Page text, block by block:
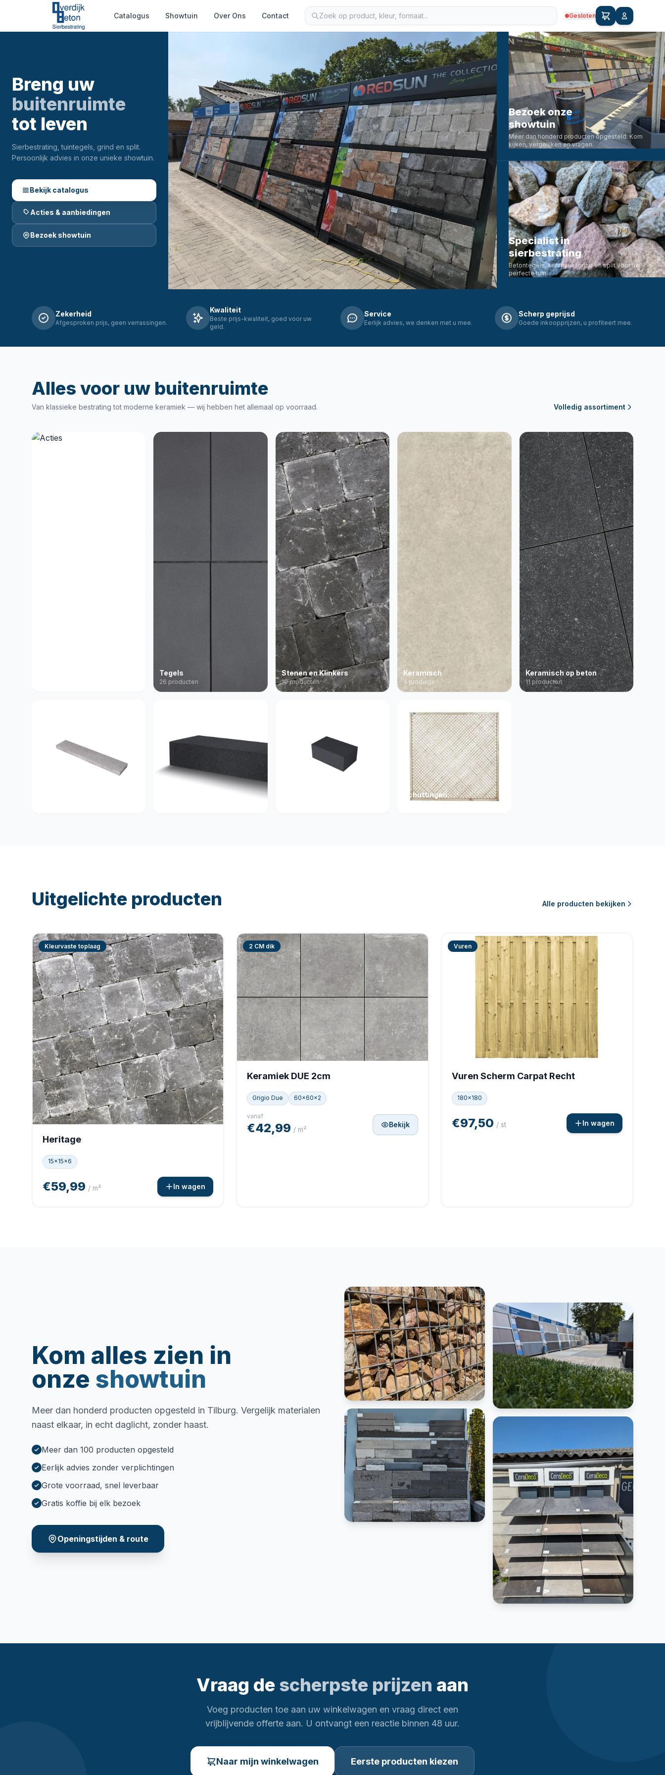
Catalogus Showtuin Over Ons Contact Gesloten
Breng uw
buitenruimte
tot leven
Sierbestrating, tuintegels, grind en split.
Persoonlijk advies in onze unieke showtuin.
Bekijk catalogus
Acties & aanbiedingen
Bezoek showtuin
Bezoek onze
showtuin
Meer dan honderd producten opgesteld. Kom
kijken, vergelijken en vragen.
Specialist in
sierbestrating
Betontegels, keramiek, grind en split voor uw
perfecte tuin.
Zekerheid
Afgesproken prijs, geen verrassingen.
Kwaliteit
Beste prijs-kwaliteit, goed voor uw
geld.
Service
Eerlijk advies, we denken met u mee.
Scherp geprijsd
Goede inkoopprijzen, u profiteert mee.
Alles voor uw buitenruimte
Van klassieke bestrating tot moderne keramiek — wij hebben het allemaal op voorraad. Volledig assortiment
Tegels
26 producten
Stenen en Klinkers
10 producten
Keramisch
4 producten
Keramisch op beton
11 producten
Schuttingen
Uitgelichte producten Alle producten bekijken
Kleurvaste toplaag
Heritage
15x15x6
€59,99 / m² In wagen
2 CM dik
Keramiek DUE 2cm
Grigio Due 60x60x2
vanaf
€42,99 / m²
Bekijk
Vuren
Vuren Scherm Carpat Recht
180x180
€97,50 / st In wagen
Kom alles zien in
onze showtuin
Meer dan honderd producten opgesteld in Tilburg. Vergelijk materialen
naast elkaar, in echt daglicht, zonder haast.
Meer dan 100 producten opgesteld
Eerlijk advies zonder verplichtingen
Grote voorraad, snel leverbaar
Gratis koffie bij elk bezoek
Openingstijden & route
Vraag de scherpste prijzen aan
Voeg producten toe aan uw winkelwagen en vraag direct een
vrijblijvende offerte aan. U ontvangt een reactie binnen 48 uur.
Naar mijn winkelwagen Eerste producten kiezen